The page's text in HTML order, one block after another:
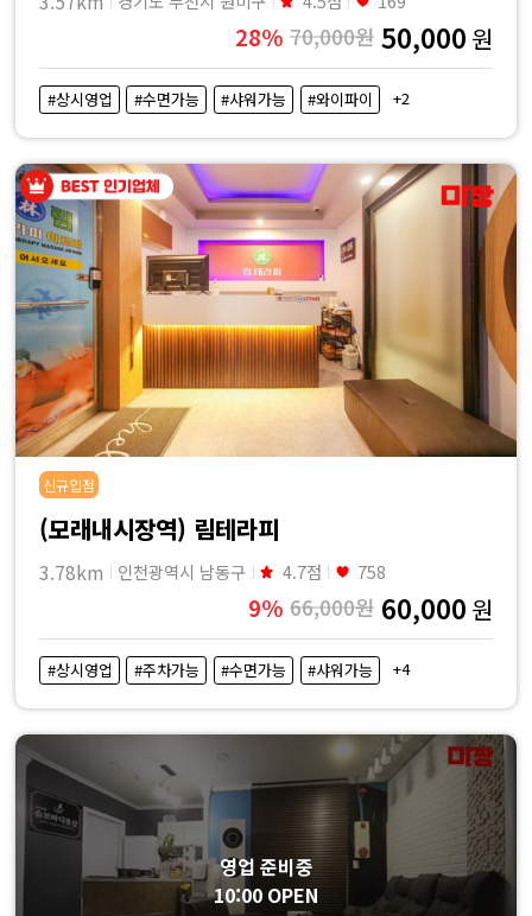
28% 70,000원 50,000 원
#상시영업 #수면가능 #샤워가능 #와이파이 +2
신규입점
(모래내시장역) 림테라피
3.78km 인천광역시 남동구 4.7점 758
9% 66,000원 60,000 원
#상시영업 #주차가능 #수면가능 #샤워가능 +4
영업 준비중
10:00 OPEN